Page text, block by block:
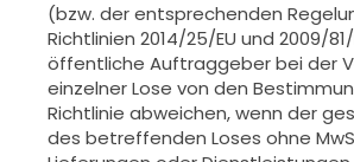
(bzw. der entsprechenden
Richtlinien 2014/25/EU und 2009/
öffentliche Auftraggeber bei der
einzelner Lose von den
Richtlinie abweichen, wenn der
des betreffenden Loses ohne